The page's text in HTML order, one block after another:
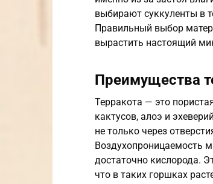
выбирают суккуленты в
Правильный выбор
вырастить настоящий
Преимущества
Терракота — это
кактусов, алоэ и
не только через
Воздухопроницаемость
достаточно кислорода.
что в таких горшках